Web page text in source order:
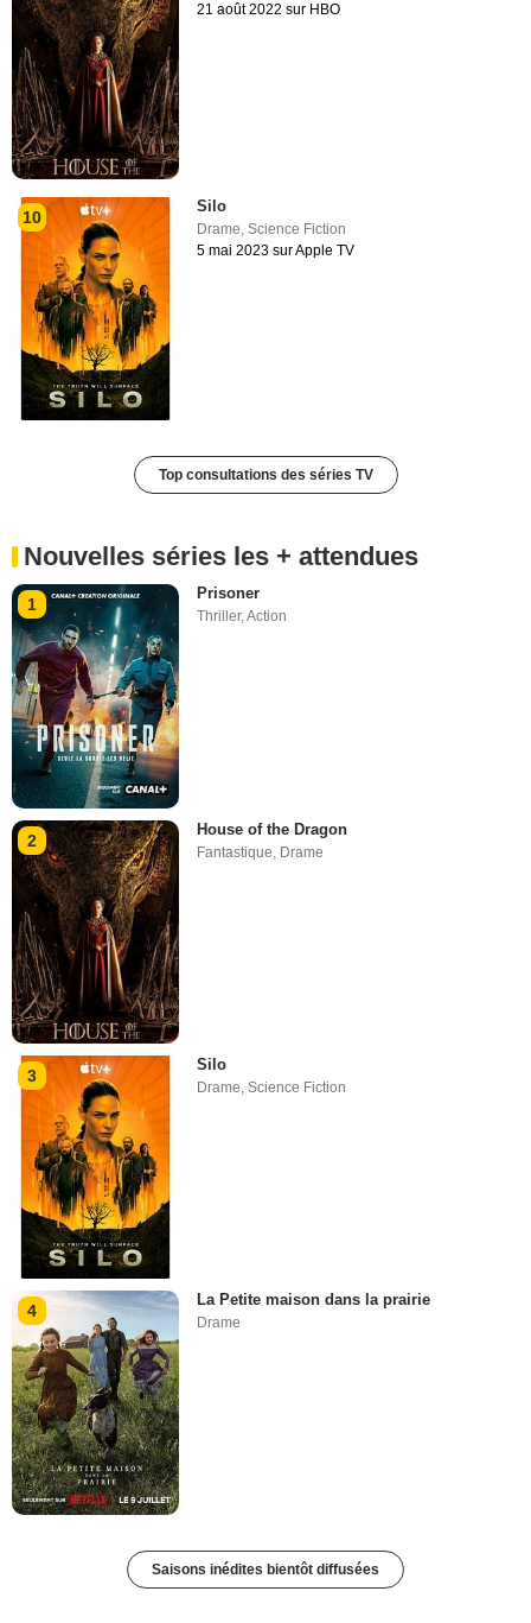
21 août 2022 sur HBO
10
Silo
Drame,Science Fiction
5 mai 2023 sur Apple TV
Top consultations des séries TV
Nouvelles séries les + attendues
1
Prisoner
Thriller,Action
2
House of the Dragon
Fantastique Drame
3
Silo
Drame,Science Fiction
4
La Petite maison dans la prairie
Drame
Saisons inédites bientôt diffusées